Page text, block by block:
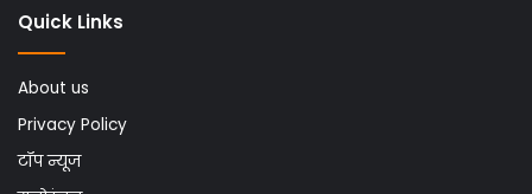
Quick Links
About us
Privacy Policy
टॉप न्यूज